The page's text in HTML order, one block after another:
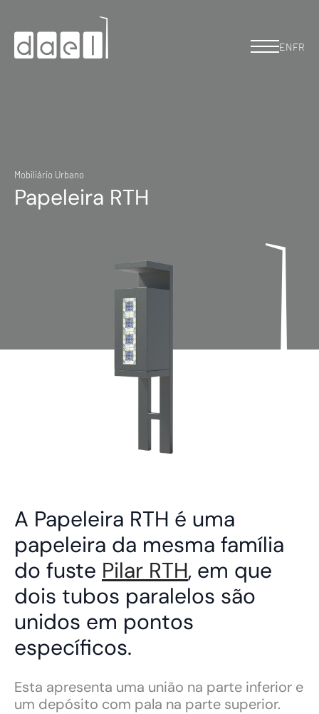
ENFR
Mobiliário Urbano
Papeleira RTH
A Papeleira RTH é uma
papeleira da mesma família
do fuste Pilar RTH, em que
dois tubos paralelos são
unidos em pontos
específicos.
Esta apresenta uma união na parte inferior e
um depósito com pala na parte superior.